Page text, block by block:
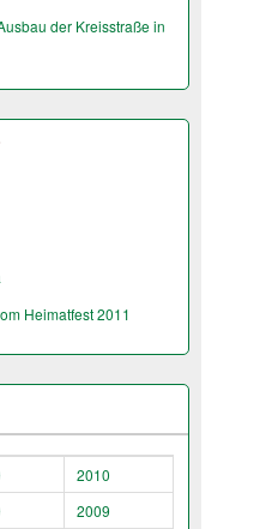
der Kreisstraße in
Heimatfest 2011
2010
2009